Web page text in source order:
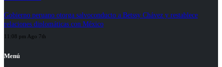
Gobierno peruano otorga salvoconducto a Betssy Chávez y restablece
relaciones diplomáticas con México
11:08 pm Ago 7th
Menú